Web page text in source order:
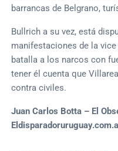
barrancas de Belgrano,
Bullrich a su vez, está
manifestaciones de la
batalla a los narcos con
tener él cuenta que
contra civiles.
Juan Carlos Botta – El